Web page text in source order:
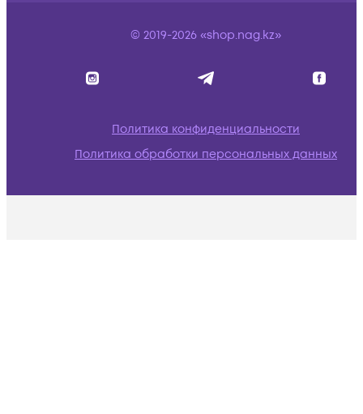
© 2019-2026 «shop.nag.kz»
Политика конфиденциальности
Политика обработки персональных данных